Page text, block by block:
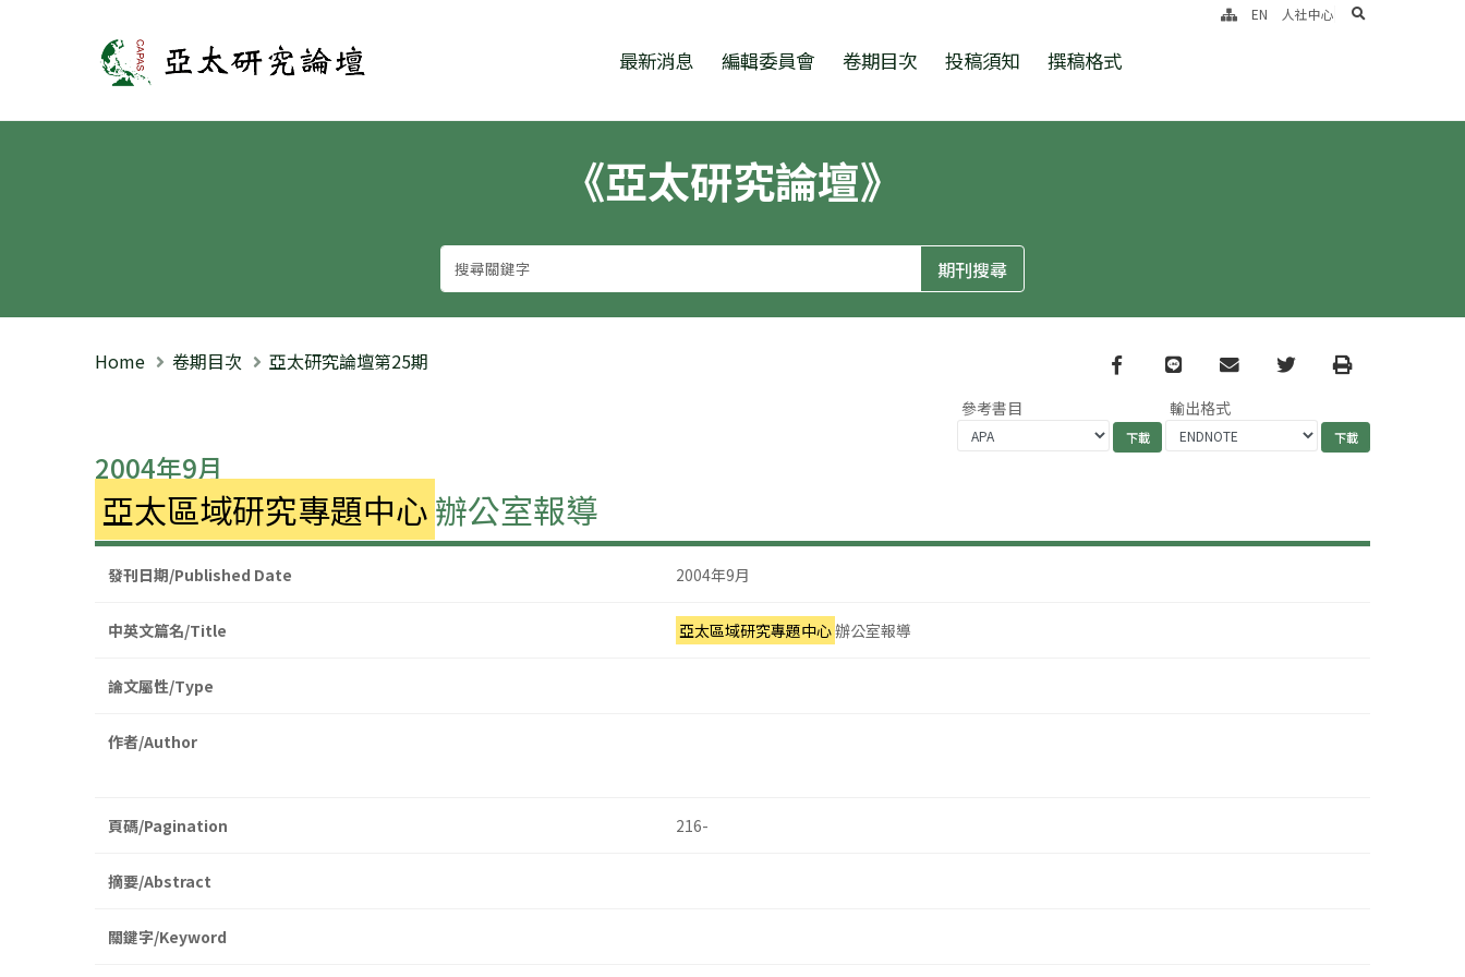
亞太研究論壇 最新消息 編輯委員會 卷期目次 投稿須知 撰稿格式
EN 人社中心 search
《亞太研究論壇》
Home 卷期目次 亞太研究論壇第25期 Facebook
line email TwitterPrint
參考書目 輸出格式
2004年9月
亞太區域研究專題中心辦公室報導
發刊日期/Published Date 2004年9月
中英文篇名/Title 亞太區域研究專題中心辦公室報導
論文屬性/Type
作者/Author
頁碼/Pagination 216-
摘要/Abstract
關鍵字/Keyword